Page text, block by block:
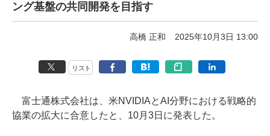
ング基盤の共同開発を目指す
高橋 正和 2025年10月3日 13:00
リスト
富士通株式会社は、米NVIDIAとAI分野における戦略的
協業の拡大に合意したと、10月3日に発表した。